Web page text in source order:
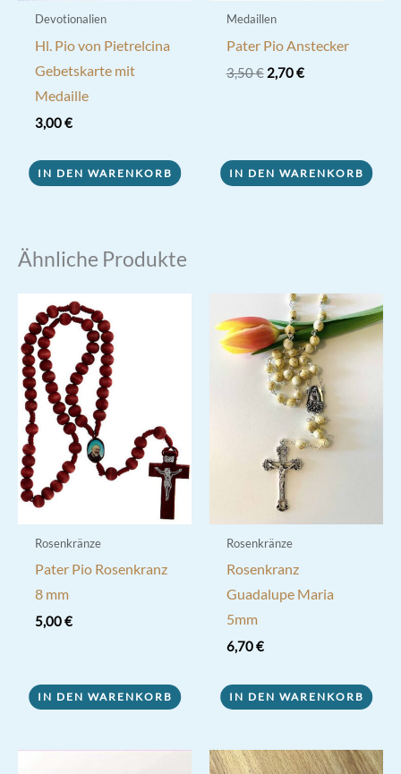
Devotionalien
Hl. Pio von Pietrelcina
Gebetskarte mit
Medaille
3,00€
IN DEN WARENKORB
Medaillen
Pater Pio Anstecker
3,50€ Ursprünglicher
2,70€Aktueller
IN DEN WARENKORB
Ähnliche Produkte
Rosenkränze
Pater Pio Rosenkranz
8 mm
5,00€
IN DEN WARENKORB
Rosenkränze
Rosenkranz
Guadalupe Maria
5mm
6,70€
IN DEN WARENKORB